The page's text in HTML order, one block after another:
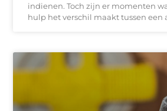
indienen. Toch zijn er momenten
hulp het verschil maakt tussen een